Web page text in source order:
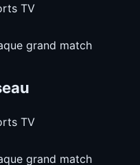
TV
grand match
TV
grand match